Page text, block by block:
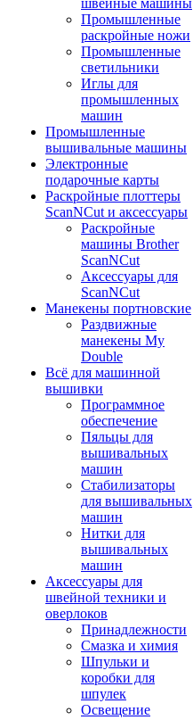
швейные машины
Промышленные
раскройные ножи
Промышленные
светильники
Иглы для
промышленных
машин
Промышленные
вышивальные машины
Электронные
подарочные карты
Раскройные плоттеры
ScanNCut и аксессуары
Раскройные
машины Brother
ScanNCut
Аксессуары для
ScanNCut
Манекены портновские
Раздвижные
манекены My
Double
Всё для машинной
вышивки
Программное
обеспечение
Пяльцы для
вышивальных
машин
Стабилизаторы
для вышивальных
машин
Нитки для
вышивальных
машин
Аксессуары для
швейной техники и
оверлоков
Принадлежности
Смазка и химия
Шпульки и
коробки для
шпулек
Освещение